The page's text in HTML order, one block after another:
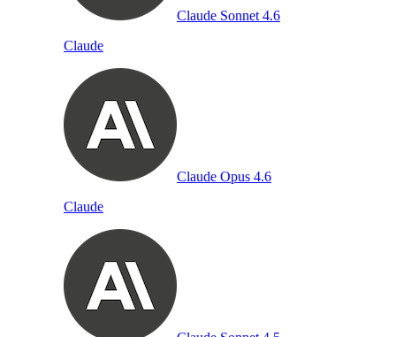
Claude Sonnet 4.6
Claude
Claude Opus 4.6
Claude